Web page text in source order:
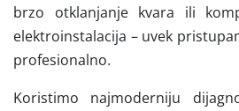
brzo otklanjanje kvara ili
elektroinstalacija – uvek
profesionalno.
Koristimo
najmoderniju